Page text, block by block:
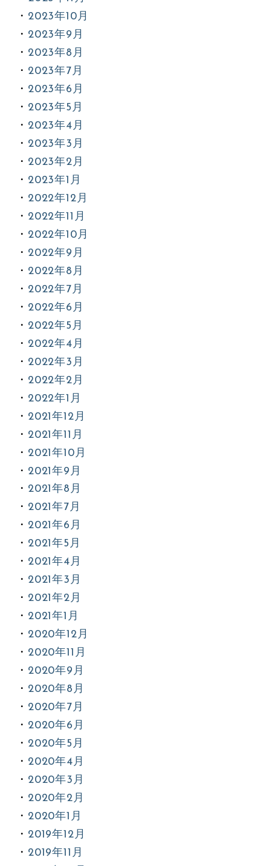
2023年10月
2023年9月
2023年8月
2023年7月
2023年6月
2023年5月
2023年4月
2023年3月
2023年2月
2023年1月
2022年12月
2022年11月
2022年10月
2022年9月
2022年8月
2022年7月
2022年6月
2022年5月
2022年4月
2022年3月
2022年2月
2022年1月
2021年12月
2021年11月
2021年10月
2021年9月
2021年8月
2021年7月
2021年6月
2021年5月
2021年4月
2021年3月
2021年2月
2021年1月
2020年12月
2020年11月
2020年9月
2020年8月
2020年7月
2020年6月
2020年5月
2020年4月
2020年3月
2020年2月
2020年1月
2019年12月
2019年11月